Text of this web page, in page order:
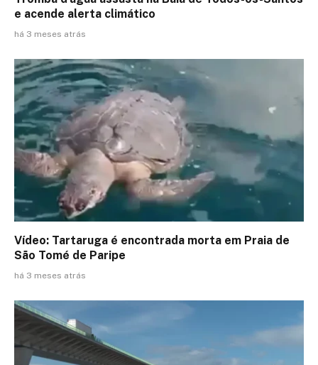
e acende alerta climático
há 3 meses atrás
Vídeo: Tartaruga é encontrada morta em Praia de
São Tomé de Paripe
há 3 meses atrás